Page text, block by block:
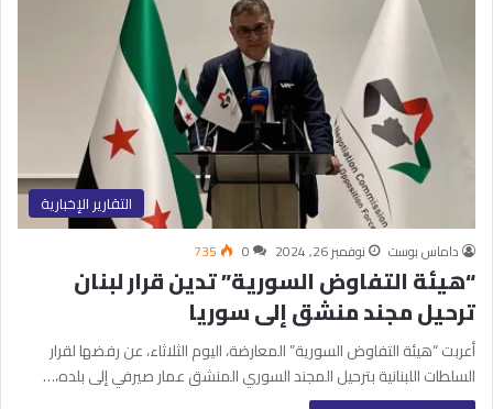
التقارير الإخبارية
داماس بوست نوفمبر 26, 2024 0
735
“هيئة التفاوض السورية” تدين قرار لبنان
ترحيل مجند منشق إلى سوريا
أعربت “هيئة التفاوض السورية” المعارضة، اليوم الثلاثاء، عن رفضها لقرار
السلطات اللبنانية بترحيل المجند السوري المنشق عمار صيرفي إلى بلده،…